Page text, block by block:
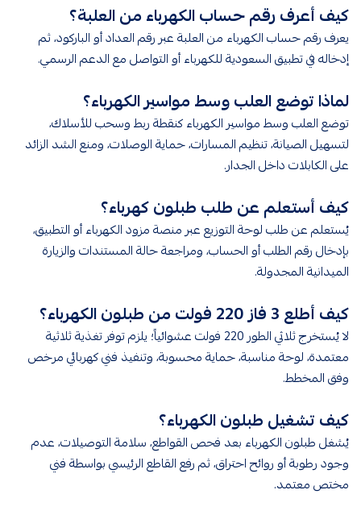
كيف أعرف رقم حساب الكهرباء من العلبة؟
يعرف رقم حساب الكهرباء من العلبة عبر رقم العداد أو الباركود، ثم
إدخاله في تطبيق السعودية للكهرباء أو التواصل مع الدعم الرسمي.
لماذا توضع العلب وسط مواسير الكهرباء؟
توضع العلب وسط مواسير الكهرباء كنقطة ربط وسحب للأسلاك،
لتسهيل الصيانة، تنظيم المسارات، حماية الوصلات، ومنع الشد الزائد
على الكابلات داخل الجدار.
كيف أستعلم عن طلب طبلون كهرباء؟
يُستعلم عن طلب لوحة التوزيع عبر منصة مزود الكهرباء أو التطبيق،
بإدخال رقم الطلب أو الحساب، ومراجعة حالة المستندات والزيارة
الميدانية المجدولة.
كيف أطلع 3 فاز 220 فولت من طبلون الكهرباء؟
لا يُستخرج ثلاثي الطور 220 فولت عشوائياً؛ يلزم توفر تغذية ثلاثية
معتمدة، لوحة مناسبة، حماية محسوبة، وتنفيذ فني كهربائي مرخص
وفق المخطط.
كيف تشغيل طبلون الكهرباء؟
يُشغل طبلون الكهرباء بعد فحص القواطع، سلامة التوصيلات، عدم
وجود رطوبة أو روائح احتراق، ثم رفع القاطع الرئيسي بواسطة فني
مختص معتمد.